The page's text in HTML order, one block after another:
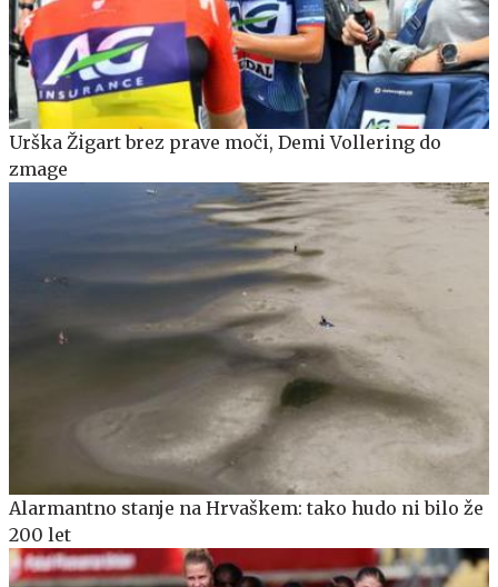
Urška Žigart brez prave moči, Demi Vollering do
zmage
Alarmantno stanje na Hrvaškem: tako hudo ni bilo že
200 let